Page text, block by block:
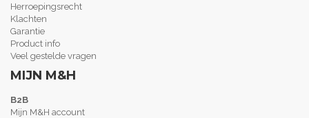
Herroepingsrecht
Klachten
Garantie
Product info
Veel gestelde vragen
MIJN M&H
B2B
Mijn M&H account